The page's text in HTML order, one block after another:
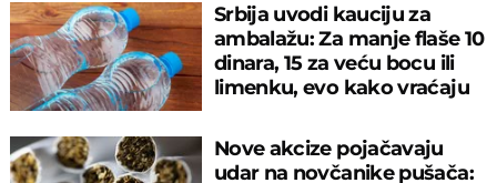
Srbija uvodi kauciju za
ambalažu: Za manje flaše 10
dinara, 15 za veću bocu ili
limenku, evo kako vraćaju
Nove akcize pojačavaju
udar na novčanike pušača: